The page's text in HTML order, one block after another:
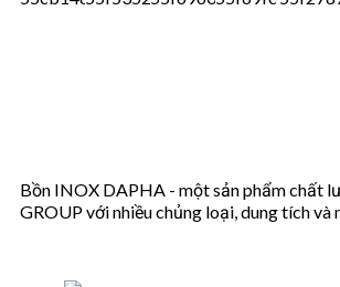
Bồn INOX DAPHA - một sản phẩm chất
GROUP với nhiều chủng loại, dung tích và